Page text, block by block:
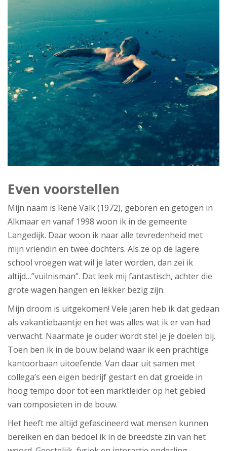
Even voorstellen
Mijn naam is René Valk (1972), geboren en getogen in
Alkmaar en vanaf 1998 woon ik in de gemeente
Langedijk. Daar woon ik naar alle tevredenheid met
mijn vriendin en twee dochters. Als ze op de lagere
school vroegen wat wil je later worden, dan zei ik
altijd…”vuilnisman”. Dat leek mij fantastisch, achter die
grote wagen hangen en lekker bezig zijn.
Mijn droom is uitgekomen! Vele jaren heb ik dat gedaan
als vakantiebaantje en het was alles wat ik er van had
verwacht. Naarmate je ouder wordt stel je je doelen bij.
Toen ben ik in de bouw beland waar ik een prachtige
kantoorbaan uitoefende. Van daar uit samen met
collega’s een eigen bedrijf gestart en dat groeide in
hoog tempo door tot een marktleider op het gebied
van composieten in de bouw.
Het heeft me altijd gefascineerd wat mensen kunnen
bereiken en dan bedoel ik in de breedste zin van het